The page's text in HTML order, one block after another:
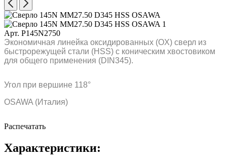
Арт. P145N2750
Экономичная линейка оксидированных (OX) сверл из
быстрорежущей стали (HSS) с коническим хвостовиком
для общего применения (DIN345).
Угол при вершине 118°
OSAWA (Италия)
Распечатать
Характеристики: